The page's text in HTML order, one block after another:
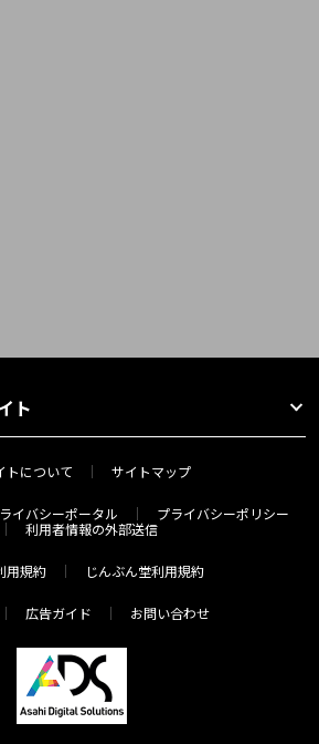
ト
トについて サイトマップ
イバシーポータル
プライバシーポリシー
利用者情報の外部送信
用規約 じんぶん堂利用規約
広告ガイド お問い合わせ